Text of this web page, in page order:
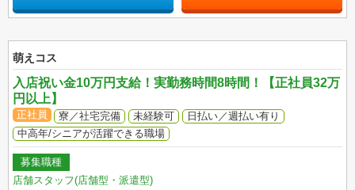
萌えコス
入店祝い金10万円支給！実勤務時間8時間！【正社員32万
円以上】
正社員 寮／社宅完備 未経験可
日払い／週払い有り
中高年/シニアが活躍できる職場
募集職種
店舗スタッフ(店舗型・派遣型)